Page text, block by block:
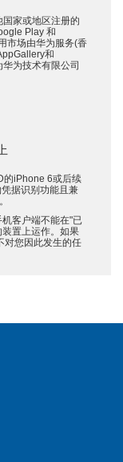
家或地区注册的
Play 和
市场由华为服务(香
和
为技术有限公司
的iPhone 6或后续
据识别功能且兼
客户端不能在"已
置上运作。如果
对您因此发生的任